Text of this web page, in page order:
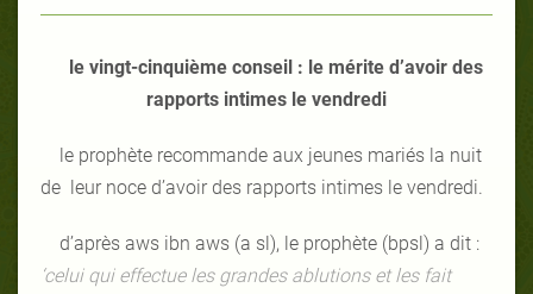
le vingt-cinquième conseil : le mérite d’avoir des
rapports intimes le vendredi
le prophète recommande aux jeunes mariés la nuit
de leur noce d’avoir des rapports intimes le vendredi.
d’après aws ibn aws (a sl), le prophète (bpsl) a dit :
‘celui qui effectue les grandes ablutions et les fait